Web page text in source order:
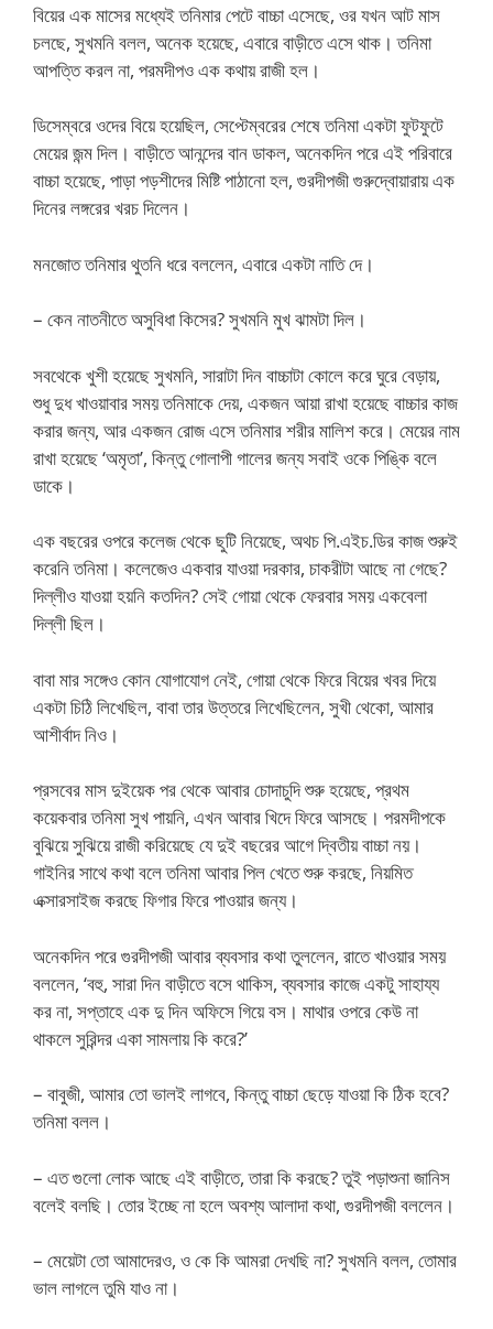
বিয়ের এক মাসের মধ্যেই তনিমার পেটে বাচ্চা এসেছে, ওর যখন আট মাস
চলছে, সুখমনি বলল, অনেক হয়েছে, এবারে বাড়ীতে এসে থাক। তনিমা
আপত্তি করল না, পরমদীপও এক কথায় রাজী হল।
ডিসেম্বরে ওদের বিয়ে হয়েছিল, সেপ্টেম্বরের শেষে তনিমা একটা ফুটফুটে
মেয়ের জন্ম দিল। বাড়ীতে আনন্দের বান ডাকল, অনেকদিন পরে এই পরিবারে
বাচ্চা হয়েছে, পাড়া পড়শীদের মিষ্টি পাঠানো হল, গুরদীপজী গুরুদ্বোয়ারায় এক
দিনের লঙ্গরের খরচ দিলেন।
মনজোত তনিমার থুতনি ধরে বললেন, এবারে একটা নাতি দে।
– কেন নাতনীতে অসুবিধা কিসের? সুখমনি মুখ ঝামটা দিল।
সবথেকে খুশী হয়েছে সুখমনি, সারাটা দিন বাচ্চাটা কোলে করে ঘুরে বেড়ায়,
শুধু দুধ খাওয়াবার সময় তনিমাকে দেয়, একজন আয়া রাখা হয়েছে বাচ্চার কাজ
করার জন্য, আর একজন রোজ এসে তনিমার শরীর মালিশ করে। মেয়ের নাম
রাখা হয়েছে ‘অমৃতা’, কিন্তু গোলাপী গালের জন্য সবাই ওকে পিঙ্কি বলে
ডাকে।
এক বছরের ওপরে কলেজ থেকে ছুটি নিয়েছে, অথচ পি.এইচ.ডির কাজ শুরুই
করেনি তনিমা। কলেজেও একবার যাওয়া দরকার, চাকরীটা আছে না গেছে?
দিল্লীও যাওয়া হয়নি কতদিন? সেই গোয়া থেকে ফেরবার সময় একবেলা
দিল্লী ছিল।
বাবা মার সঙ্গেও কোন যোগাযোগ নেই, গোয়া থেকে ফিরে বিয়ের খবর দিয়ে
একটা চিঠি লিখেছিল, বাবা তার উত্তরে লিখেছিলেন, সুখী থেকো, আমার
আশীর্বাদ নিও।
প্রসবের মাস দুইয়েক পর থেকে আবার চোদাচুদি শুরু হয়েছে, প্রথম
কয়েকবার তনিমা সুখ পায়নি, এখন আবার খিদে ফিরে আসছে। পরমদীপকে
বুঝিয়ে সুঝিয়ে রাজী করিয়েছে যে দুই বছরের আগে দ্বিতীয় বাচ্চা নয়।
গাইনির সাথে কথা বলে তনিমা আবার পিল খেতে শুরু করছে, নিয়মিত
এক্সারসাইজ করছে ফিগার ফিরে পাওয়ার জন্য।
অনেকদিন পরে গুরদীপজী আবার ব্যবসার কথা তুললেন, রাতে খাওয়ার সময়
বললেন, ‘বহু, সারা দিন বাড়ীতে বসে থাকিস, ব্যবসার কাজে একটু সাহায্য
কর না, সপ্তাহে এক দু দিন অফিসে গিয়ে বস। মাথার ওপরে কেউ না
থাকলে সুরিন্দর একা সামলায় কি করে?’
– বাবুজী, আমার তো ভালই লাগবে, কিন্তু বাচ্চা ছেড়ে যাওয়া কি ঠিক হবে?
তনিমা বলল।
– এত গুলো লোক আছে এই বাড়ীতে, তারা কি করছে? তুই পড়াশুনা জানিস
বলেই বলছি। তোর ইচ্ছে না হলে অবশ্য আলাদা কথা, গুরদীপজী বললেন।
– মেয়েটা তো আমাদেরও, ও কে কি আমরা দেখছি না? সুখমনি বলল, তোমার
ভাল লাগলে তুমি যাও না।